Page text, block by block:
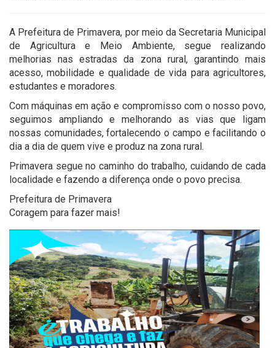
A Prefeitura de Primavera, por meio da Secretaria Municipal
de Agricultura e Meio Ambiente, segue realizando
melhorias nas estradas da zona rural, garantindo mais
acesso, mobilidade e qualidade de vida para agricultores,
estudantes e moradores.
Com máquinas em ação e compromisso com o nosso povo,
seguimos ampliando e melhorando as vias que ligam
nossas comunidades, fortalecendo o campo e facilitando o
dia a dia de quem vive e produz na zona rural.
Primavera segue no caminho do trabalho, cuidando de cada
localidade e fazendo a diferença onde o povo precisa.
Prefeitura de Primavera
Coragem para fazer mais!